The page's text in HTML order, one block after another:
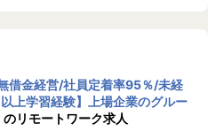
ムの要件定義・設計（Rub
要件定義～運用／TypeScr
借金経営/社員定着率95％/未経
上学習経験】上場企業のグルー
のリモートワーク求人